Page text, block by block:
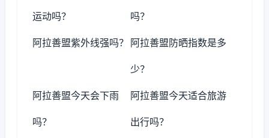
运动吗？ 吗？
阿拉善盟紫外线强吗？ 阿拉善盟防晒指数是多
少？
阿拉善盟今天会下雨
吗？
阿拉善盟今天适合旅游
出行吗？